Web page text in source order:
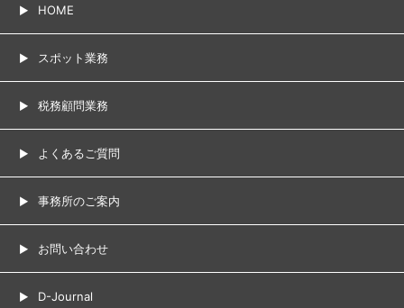
HOME
スポット業務
税務顧問業務
よくあるご質問
事務所のご案内
お問い合わせ
D-Journal